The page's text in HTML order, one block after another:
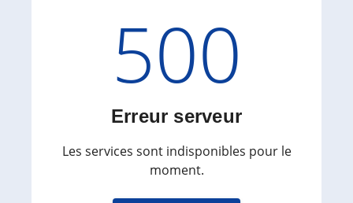
Code
500
Erreur serveur
Les services sont indisponibles pour le
moment.